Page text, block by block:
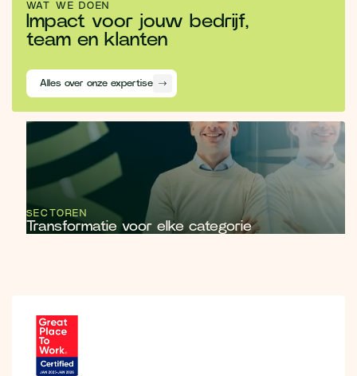
Alles over onze expertise
WAT WE DOEN
Impact voor jouw bedrijf,
team en klanten
SECTOREN
Transformatie voor elke categorie